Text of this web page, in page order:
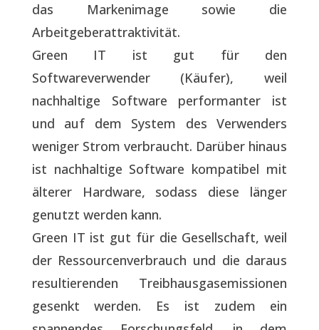
das Markenimage sowie die
Arbeitgeberattraktivität.
Green IT ist gut für den
Softwareverwender (Käufer), weil
nachhaltige Software performanter ist
und auf dem System des Verwenders
weniger Strom verbraucht. Darüber hinaus
ist nachhaltige Software kompatibel mit
älterer Hardware, sodass diese länger
genutzt werden kann.
Green IT ist gut für die Gesellschaft, weil
der Ressourcenverbrauch und die daraus
resultierenden Treibhausgasemissionen
gesenkt werden. Es ist zudem ein